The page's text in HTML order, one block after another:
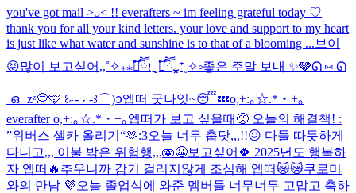
you've got mail >ᴗ< !! everafters ~ im feeling grateful today ♡
thank you for all your kind letters. your love and support to my heart
is just like what water and sunshine is to that of a blooming ... 브이
😝많이 보고싶어,,˚✧₊⁎❝᷀ົཽ≀ˍ̮ ❝᷀ົཽ⁎⁺˳✧༚좋은 주말 보내 ✨🩶ᘏ ⑅ ᘏ
ഒ zᶻ💭🩵 ꒰˶ - ˕ -꒱ ⌒)ᦱ엡떠 굿나잇~😴💤o,+:｡☆.*・+｡
everafter o,+:｡☆.*・+｡엡떠가 보고 싶을때🥺 오늘의 해결책! :
”위버스 셀카 올리기“🫶:3오늘 너무 춥닷,,,!!😖 다들 따듯하게
다니고,,, 이불 밖은 위험행,,,🫨😬보고싶어🍀 2025년도 행복하
자 엡떠🔥 추우니까 감기 걸리지않게 조심해 엡떠😿😿쿠로미
와의 만남 💜오늘 졸업식에 와준 멤버들 너무너무 고맙고 축하